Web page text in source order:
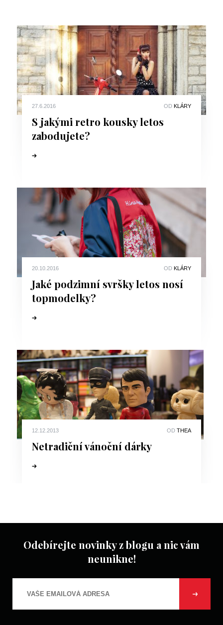
27.6.2016 OD KLÁRY
S jakými retro kousky letos
zabodujete?
20.10.2016 OD KLÁRY
Jaké podzimní svršky letos nosí
topmodelky?
12.12.2013 OD THEA
Netradiční vánoční dárky
Odebírejte novinky z blogu a nic vám
neunikne!